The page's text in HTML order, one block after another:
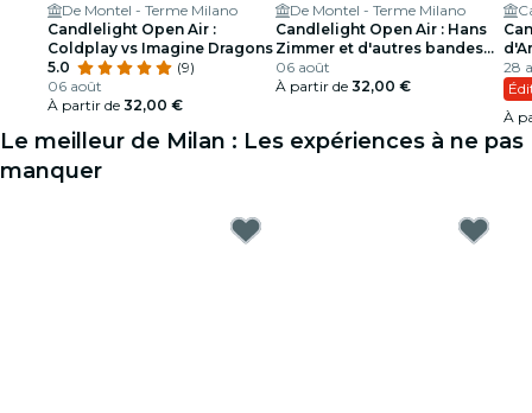
De Montel - Terme Milano
Candlelight Open Air :
Coldplay vs Imagine Dragons
5.0
(9)
06 août
À partir de 32,00 €
De Montel - Terme Milano
Candlelight Open Air : Hans
Zimmer et d'autres bandes
originales
06 août
À partir de 32,00 €
28
À
Le meilleur de Milan : Les expériences à ne pas
manquer